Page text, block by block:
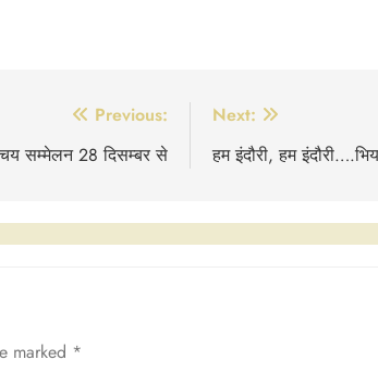
Previous:
सम्मेलन 28 दिसम्बर से
Next:
हम इंदौरी, हम
marked *